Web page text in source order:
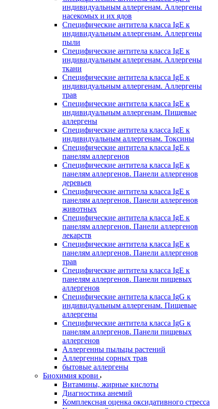
индивидуальным аллергенам. Аллергены
насекомых и их ядов
Специфические антитела класса IgE к
индивидуальным аллергенам. Аллергены
пыли
Специфические антитела класса IgE к
индивидуальным аллергенам. Аллергены
ткани
Специфические антитела класса IgE к
индивидуальным аллергенам. Аллергены
трав
Специфические антитела класса IgE к
индивидуальным аллергенам. Пищевые
аллергены
Специфические антитела класса IgE к
индивидуальным аллергенам. Токсины
Специфические антитела класса IgE к
панелям аллергенов
Специфические антитела класса IgE к
панелям аллергенов. Панели аллергенов
деревьев
Специфические антитела класса IgE к
панелям аллергенов. Панели аллергенов
животных
Специфические антитела класса IgE к
панелям аллергенов. Панели аллергенов
лекарств
Специфические антитела класса IgE к
панелям аллергенов. Панели аллергенов
трав
Специфические антитела класса IgE к
панелям аллергенов. Панели пищевых
аллергенов
Специфические антитела класса IgG к
индивидуальным аллергенам. Пищевые
аллергены
Специфические антитела класса IgG к
панелям аллергенов. Панели пищевых
аллергенов
Аллергенны пыльцы растений
Аллергенны сорных трав
бытовые аллергены
Биохимия крови
Витамины, жирные кислоты
Диагностика анемий
Комплексная оценка оксидативного стресса